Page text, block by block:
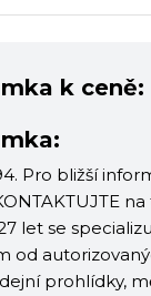
k ceně:
Pro bližší
na
let se
od
prohlídky,